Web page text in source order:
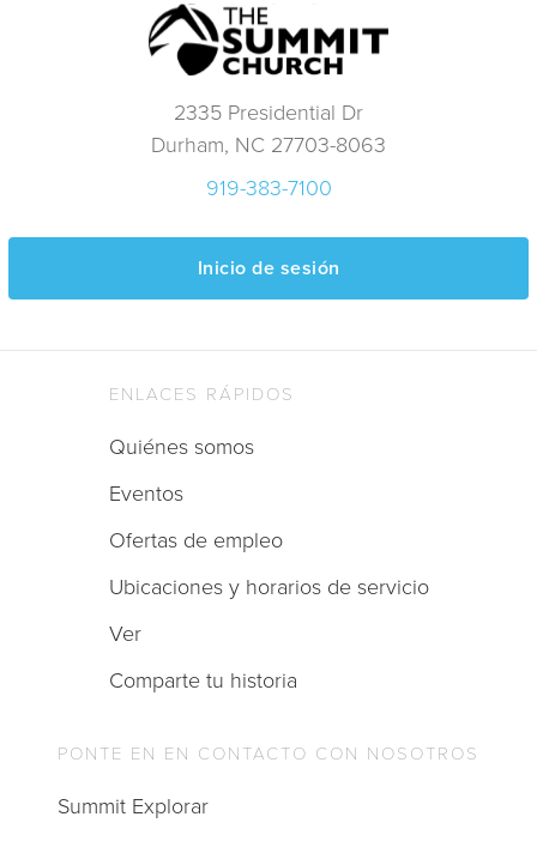
2335 Presidential Dr
Durham, NC 27703-8063
919-383-7100
Inicio de sesión
ENLACES RÁPIDOS
Quiénes somos
Eventos
Ofertas de empleo
Ubicaciones y horarios de servicio
Ver
Comparte tu historia
PONTE EN EN CONTACTO CON NOSOTROS
Summit Explorar